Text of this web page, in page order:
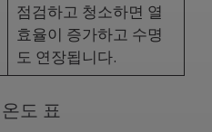
점검하고 청소하면 열
효율이 증가하고 수명
도 연장됩니다.
도 표